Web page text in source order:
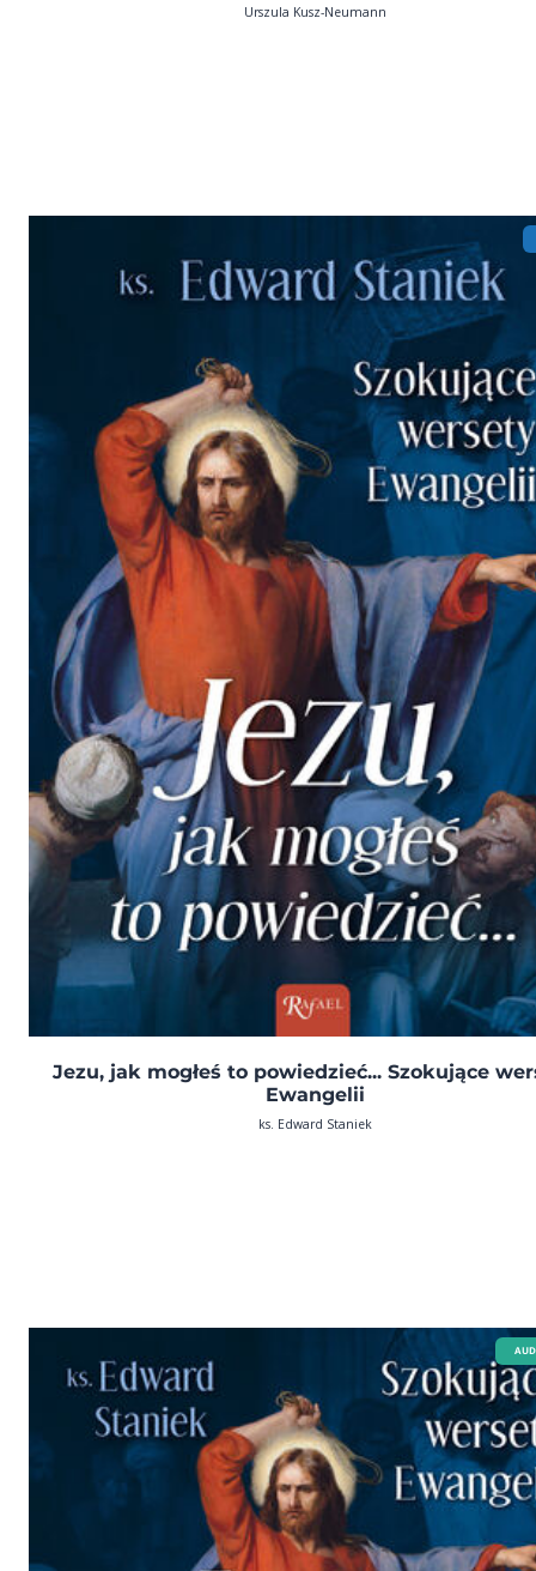
Urszula Kusz-Neumann
Jezu, jak mogłeś to powiedzieć... Szokujące
Ewangelii
ks. Edward Staniek